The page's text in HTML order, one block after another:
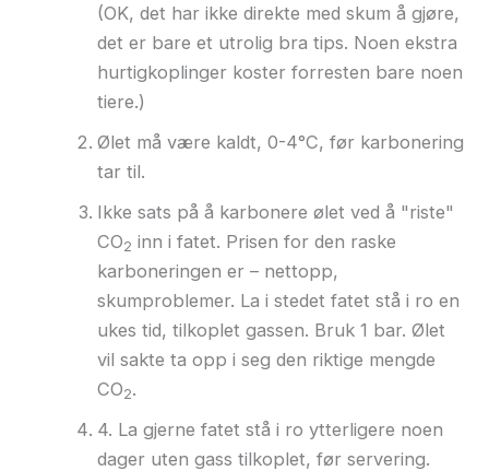
(OK, det har ikke direkte med skum å gjøre,
det er bare et utrolig bra tips. Noen ekstra
hurtigkoplinger koster forresten bare noen
tiere.)
Ølet må være kaldt, 0-4°C, før karbonering
tar til.
Ikke sats på å karbonere ølet ved å "riste"
CO2 inn i fatet. Prisen for den raske
karboneringen er – nettopp,
skumproblemer. La i stedet fatet stå i ro en
ukes tid, tilkoplet gassen. Bruk 1 bar. Ølet
vil sakte ta opp i seg den riktige mengde
CO2.
4. La gjerne fatet stå i ro ytterligere noen
dager uten gass tilkoplet, før servering.